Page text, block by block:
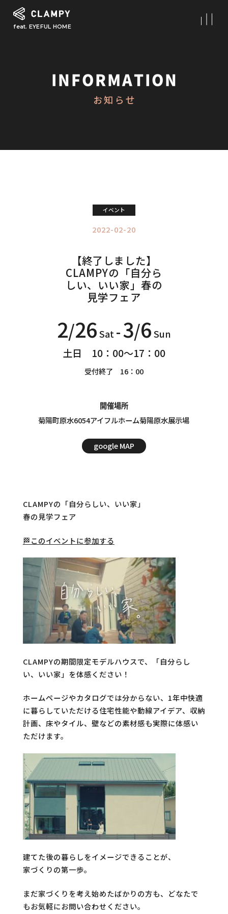
feat. EYEFUL HOME
Our Works
リフォーム・リノベーション
Information
INFORMATION
お知らせ
イベント
2022-02-20
【終了しました】
CLAMPYの「自分ら
しい、いい家」春の
見学フェア
2/26Sat -3/6Sun
土日 10：00～17：00
受付終了 16：00
開催場所
菊陽町原水6054アイフルホーム菊陽原水展示場
google MAP
CLAMPYの「自分らしい、いい家」
春の見学フェア
🏁このイベントに参加する
CLAMPYの期間限定モデルハウスで、「自分らし
い、いい家」を体感ください！
ホームページやカタログでは分からない、1年中快適
に暮らしていただける住宅性能や動線アイデア、収納
計画、床やタイル、壁などの素材感も実際に体感い
ただけます。
建てた後の暮らしをイメージできることが、
家づくりの第一歩。
まだ家づくりを考え始めたばかりの方も、どなたで
もお気軽にお問い合わせください。